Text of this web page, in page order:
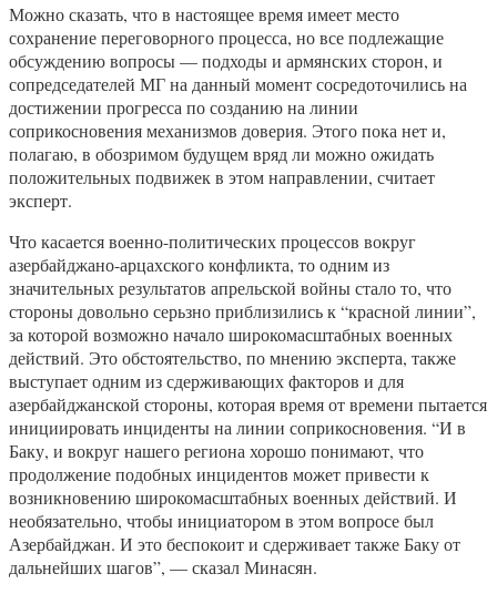
Можно сказать, что в настоящее время имеет место
сохранение переговорного процесса, но все подлежащие
обсуждению вопросы — подходы и армянских сторон, и
сопредседателей МГ на данный момент сосредоточились на
достижении прогресса по созданию на линии
соприкосновения механизмов доверия. Этого пока нет и,
полагаю, в обозримом будущем вряд ли можно ожидать
положительных подвижек в этом направлении, считает
эксперт.
Что касается военно-политических процессов вокруг
азербайджано-арцахского конфликта, то одним из
значительных результатов апрельской войны стало то, что
стороны довольно серьзно приблизились к “красной линии”,
за которой возможно начало широкомасштабных военных
действий. Это обстоятельство, по мнению эксперта, также
выступает одним из сдерживающих факторов и для
азербайджанской стороны, которая время от времени пытается
инициировать инциденты на линии соприкосновения. “И в
Баку, и вокруг нашего региона хорошо понимают, что
продолжение подобных инцидентов может привести к
возникновению широкомасштабных военных действий. И
необязательно, чтобы инициатором в этом вопросе был
Азербайджан. И это беспокоит и сдерживает также Баку от
дальнейших шагов”, — сказал Минасян.